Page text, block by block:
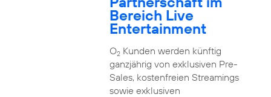
Bereich Live
Entertainment
O2Kunden werden künftig
ganzjährig von exklusiven Pre-
Sales, kostenfreien Streamings
sowie exklusiven